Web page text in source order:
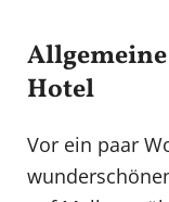
Hotel
Vor ein paar